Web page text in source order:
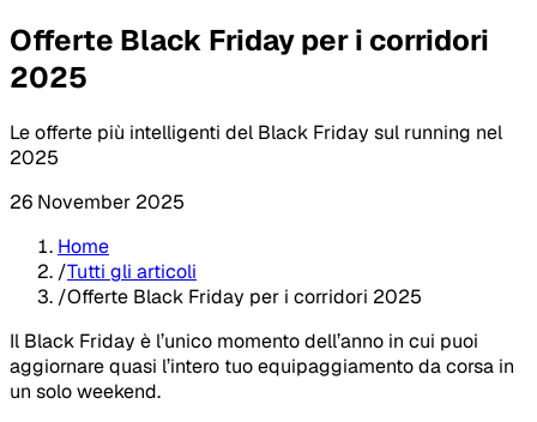
Offerte Black Friday per i corridori
2025
Le offerte più intelligenti del Black Friday sul running nel
2025
26 November 2025
Home
/Tutti gli articoli
/Offerte Black Friday per i corridori 2025
Il Black Friday è l’unico momento dell’anno in cui puoi
aggiornare quasi l’intero tuo equipaggiamento da corsa in
un solo weekend.